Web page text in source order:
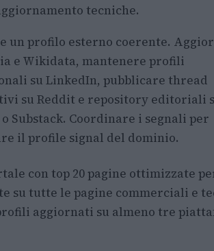
tecniche.
un profilo esterno coerente.
e Wikidata, mantenere profili
su LinkedIn, pubblicare thread
su Reddit e repository editoriali
Substack. Coordinare i segnali per
il profile signal del dominio.
con top 20 pagine ottimizzate
su tutte le pagine commerciali e
aggiornati su almeno tre